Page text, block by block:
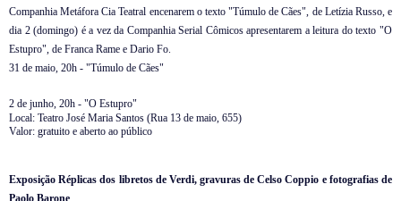
Companhia Metáfora Cia Teatral encenarem o texto "Túmulo de Cães", de Letízia Russo, e
dia 2 (domingo) é a vez da Companhia Serial Cômicos apresentarem a leitura do texto "O
Estupro", de Franca Rame e Dario Fo.
31 de maio, 20h - "Túmulo de Cães"
2 de junho, 20h - "O Estupro"
Local: Teatro José Maria Santos (Rua 13 de maio, 655)
Valor: gratuito e aberto ao público
Exposição Réplicas dos libretos de Verdi, gravuras de Celso Coppio e fotografias de
Paolo Barone